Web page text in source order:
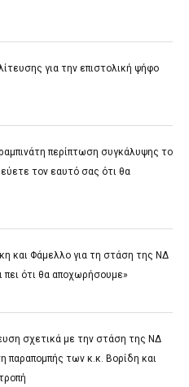
για την επιστολική ψήφο
περίπτωση συγκάλυψης το
τον εαυτό σας ότι θα
και Φάμελλο για τη στάση της ΝΔ
ότι θα αποχωρήσουμε»
σχετικά με την στάση της ΝΔ
παραπομπής των κ.κ. Βορίδη και